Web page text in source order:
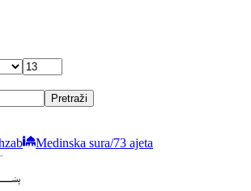
Pretraži
Medinska sura/73 ajeta